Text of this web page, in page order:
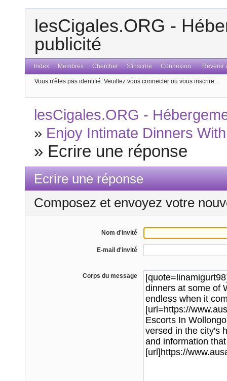
lesCigales.ORG -
publicité
Index Membres Chercher S'inscrire Connexion Revenir
Vous n'êtes pas identifié. Veuillez vous connecter ou vous inscrire.
lesCigales.ORG -
» Enjoy Intimate Dinners
» Ecrire une réponse
Ecrire une réponse
Composez et envoyez votre
Nom d'invité
E-mail d'invité
Corps du message